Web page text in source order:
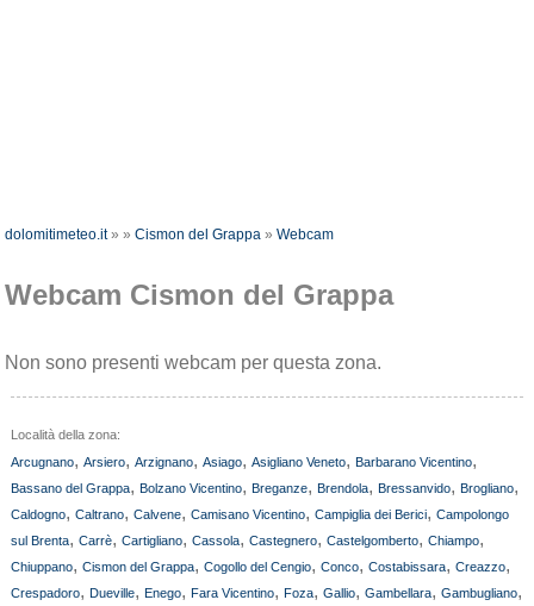
dolomitimeteo.it»»Cismon del Grappa »Webcam
Webcam Cismon del Grappa
Non sono presenti webcam per questa zona.
Località della zona:
Arcugnano, Arsiero, Arzignano, Asiago, Asigliano Veneto, Barbarano Vicentino,
Bassano del Grappa, Bolzano Vicentino, Breganze, Brendola, Bressanvido, Brogliano,
Caldogno, Caltrano, Calvene, Camisano Vicentino, Campiglia dei Berici, Campolongo
sul Brenta, Carrè, Cartigliano, Cassola, Castegnero, Castelgomberto, Chiampo,
Chiuppano, Cismon del Grappa, Cogollo del Cengio, Conco, Costabissara, Creazzo,
Crespadoro, Dueville, Enego, Fara Vicentino, Foza, Gallio, Gambellara, Gambugliano,